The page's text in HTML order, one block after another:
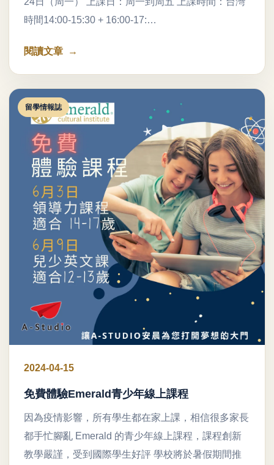
時間14:00-15:30 + 16:00-17:…
閱讀文章
留學情報誌
2024-04-15
免費體驗Emerald青少年線上課程
因為疫情影響，所有學生都在家上課，相信很多家長
都手忙腳亂 Emerald 的青少年線上課程，課程創新
教學嚴謹，受到國際學生好評 學校將於暑假期間推